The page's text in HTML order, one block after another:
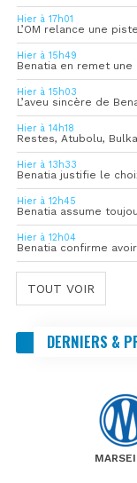
Hier à 17h01
L’OM relance une
Hier à 15h49
Benatia en remet une
Hier à 15h03
L’aveu sincère de
Hier à 14h18
Hier à 13h33
Benatia justifie le
Hier à 12h45
Benatia assume
Hier à 12h04
Benatia confirme
TOUT VOIR
DERNIERS &